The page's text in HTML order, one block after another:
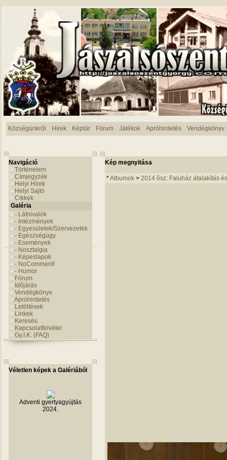
Községünkről Hírek Képtár Fórum Játékok Apróhirdetés Vendégkönyv
Navigáció
Történelem
Címjegyzék
Helyi Hírek
Helyi Sajtó
Cikkek
Galéria
- Látnivalók
- Intézmények
- Egyesületek/Szervezetek
- Egészségügy
- Események
- Nosztalgia
- Képeslapok
- NoComment!
- Humor
Fórum
Idõjárás
Vendégkönyv
Apróhirdetés
Letöltések
Linkek
Keresés
Kapcsolatfelvétel
Gy.I.K. (FAQ)
Véletlen képek a Galériából
Adventi gyertyagyújtás
2024.
Kép megnyitása
*Albumok > 2014 õsz: Faluház átalakítás